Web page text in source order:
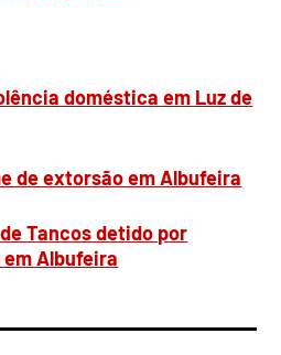
doméstica em Luz de
de extorsão em Albufeira
Tancos detido por
Albufeira